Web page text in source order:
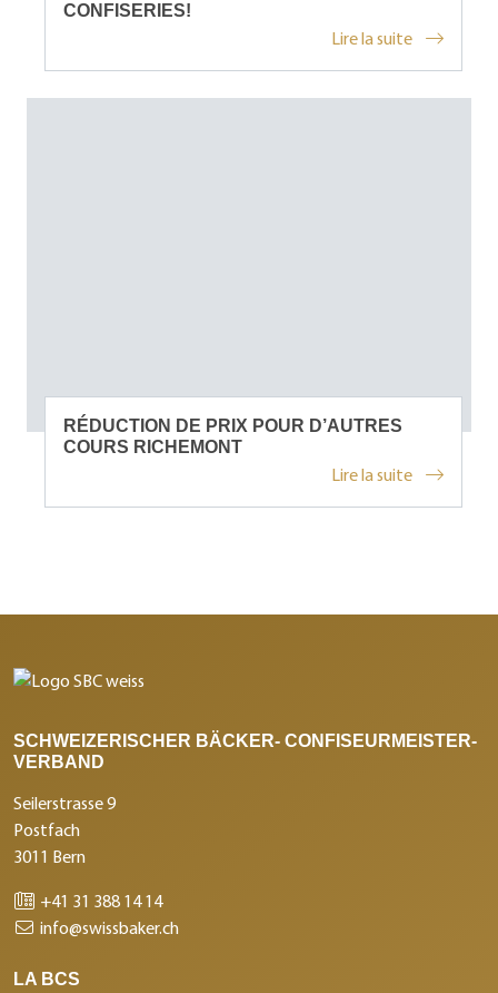
CONFISERIES!
Lire la suite
RÉDUCTION DE PRIX POUR D’AUTRES
COURS RICHEMONT
Lire la suite
SCHWEIZERISCHER BÄCKER- CONFISEURMEISTER-
VERBAND
Seilerstrasse 9
Postfach
3011 Bern
+41 31 388 14 14
info@swissbaker.ch
LA BCS